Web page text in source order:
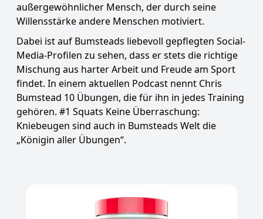
außergewöhnlicher Mensch, der durch seine
Willensstärke andere Menschen motiviert.
Dabei ist auf Bumsteads liebevoll gepflegten Social-
Media-Profilen zu sehen, dass er stets die richtige
Mischung aus harter Arbeit und Freude am Sport
findet. In einem aktuellen Podcast nennt Chris
Bumstead 10 Übungen, die für ihn in jedes Training
gehören. #1 Squats Keine Überraschung:
Kniebeugen sind auch in Bumsteads Welt die
„Königin aller Übungen“.